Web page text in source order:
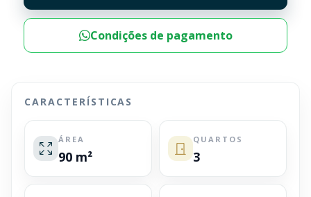
Condições de pagamento
CARACTERÍSTICAS
ÁREA
90 m²
QUARTOS
3